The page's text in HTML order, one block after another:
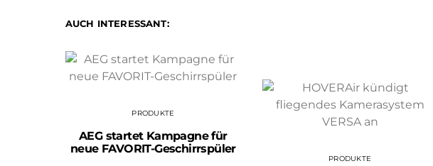
AUCH INTERESSANT:
PRODUKTE
AEG startet Kampagne für
neue FAVORIT-Geschirrspüler
PRODUKTE